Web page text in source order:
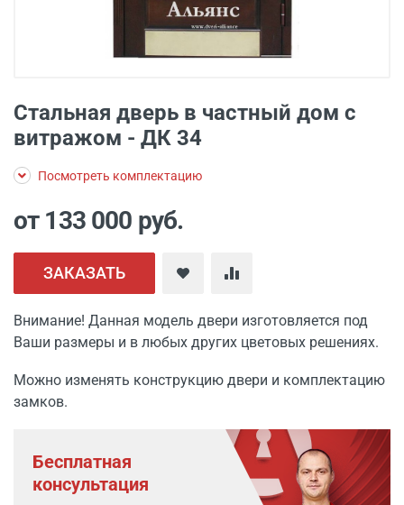
Стальная дверь в частный дом с
витражом - ДК 34
Посмотреть комплектацию
от 133 000 руб.
ЗАКАЗАТЬ
Внимание! Данная модель двери изготовляется под
Ваши размеры и в любых других цветовых решениях.
Можно изменять конструкцию двери и комплектацию
замков.
Бесплатная
консультация